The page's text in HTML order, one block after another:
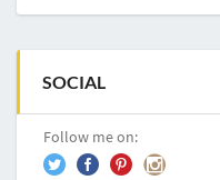
SOCIAL
Follow me on: